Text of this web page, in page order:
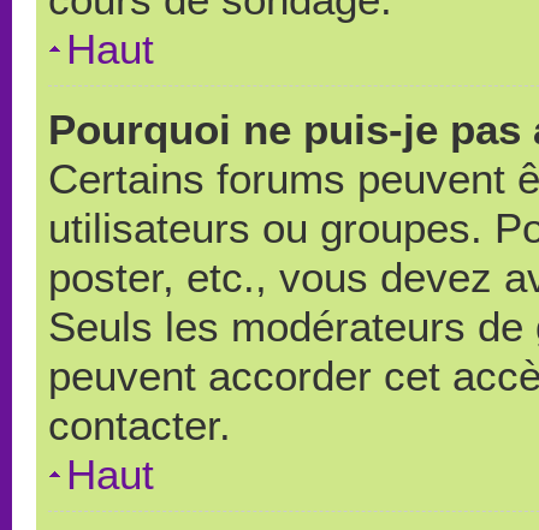
Haut
Pourquoi ne puis-je
Certains forums peuvent
utilisateurs ou groupes.
poster, etc., vous devez
Seuls les modérateurs
peuvent accorder cet
contacter.
Haut